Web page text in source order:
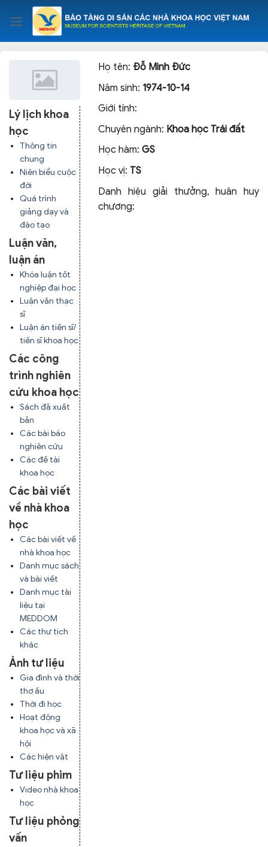
content
Lý lịch khoa
học
Thông tin
chung
Niên biểu cuộc
đời
Quá trình
giảng dạy và
đào tạo
Luận văn,
luận án
Khóa luận tốt
nghiệp đại học
Luận văn thạc
sĩ
Luận án tiến sĩ/
tiến sĩ khoa học
Các công
trình nghiên
cứu khoa học
Sách đã xuất
bản
Các bài báo
nghiên cứu
Các đề tài
khoa học
Các bài viết
về nhà khoa
học
Các bài viết về
nhà khoa học
Danh mục sách
và bài viết
Danh mục tài
liệu tại
MEDDOM
Các thư tịch
khác
Ảnh tư liệu
Gia đình và thời
thơ ấu
Thời đi học
Hoạt động
khoa học và xã
hội
Các hiện vật
Tư liệu phim
Video nhà khoa
học
Tư liệu phỏng
vấn
Họ tên: Đỗ Minh Đức
Năm sinh: 1974-10-14
Giới tính:
Chuyên ngành: Khoa học Trái đất
Học hàm:GS
Học vị: TS
Danh hiệu giải thưởng, huân huy
chương: